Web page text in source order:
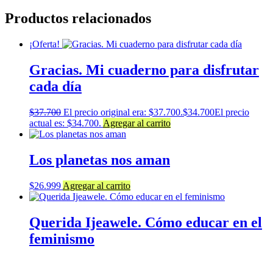
Productos relacionados
¡Oferta!
Gracias. Mi cuaderno para disfrutar
cada día
$37.700 El precio original era: $37.700.$34.700El precio
actual es: $34.700. Agregar al carrito
Los planetas nos aman
$26.999 Agregar al carrito
Querida Ijeawele. Cómo educar en el
feminismo